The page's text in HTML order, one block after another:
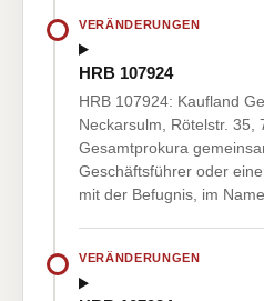
VERÄNDERUNGEN
HRB 107924
HRB 107924: Kaufland
Neckarsulm, Rötelstr. 35,
Gesamtprokura
Geschäftsführer oder
mit der Befugnis, im
VERÄNDERUNGEN